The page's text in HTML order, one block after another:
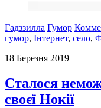
Гадззилла Гумор
гумор, Інтернет, село,
18 Березня 2019
Сталося
своєї Нокії